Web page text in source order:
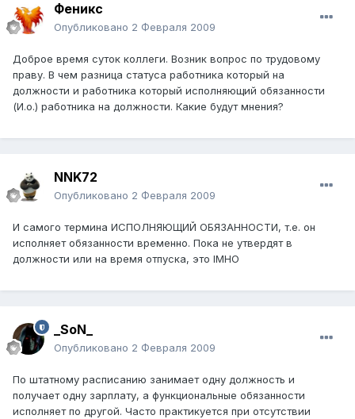
Феникс
Опубликовано 2 Февраля 2009
Доброе время суток коллеги. Возник вопрос по трудовому
праву. В чем разница статуса работника который на
должности и работника который исполняющий обязанности
(И.о.) работника на должности. Какие будут мнения?
NNK72
Опубликовано 2 Февраля 2009
И самого термина ИСПОЛНЯЮЩИЙ ОБЯЗАННОСТИ, т.е. он
исполняет обязанности временно. Пока не утвердят в
должности или на время отпуска, это IMHO
_SoN_
Опубликовано 2 Февраля 2009
По штатному расписанию занимает одну должность и
получает одну зарплату, а функциональные обязанности
исполняет по другой. Часто практикуется при отсутствии